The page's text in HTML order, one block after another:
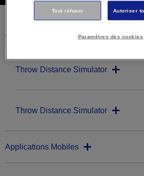
Autres logiciels
Throw Distance Simulator
Throw Distance Simulator
Applications Mobiles
Tout refuser Autoriser
Paramètres des cookies